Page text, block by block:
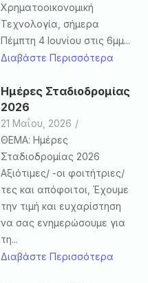
Χρηματοοικονομική
Τεχνολογία, σήμερα
Πέμπτη 4 Ιουνίου στις 6μμ...
Διαβάστε Περισσότερα
Ημέρες Σταδιοδρομίας
2026
21 Μαΐου, 2026 /
ΘΕΜΑ: Ημέρες
Σταδιοδρομίας 2026
Αξιότιμες/ -οι φοιτήτριες/
τες και απόφοιτοι, Έχουμε
την τιμή και ευχαρίστηση
να σας ενημερώσουμε για
τη...
Διαβάστε Περισσότερα